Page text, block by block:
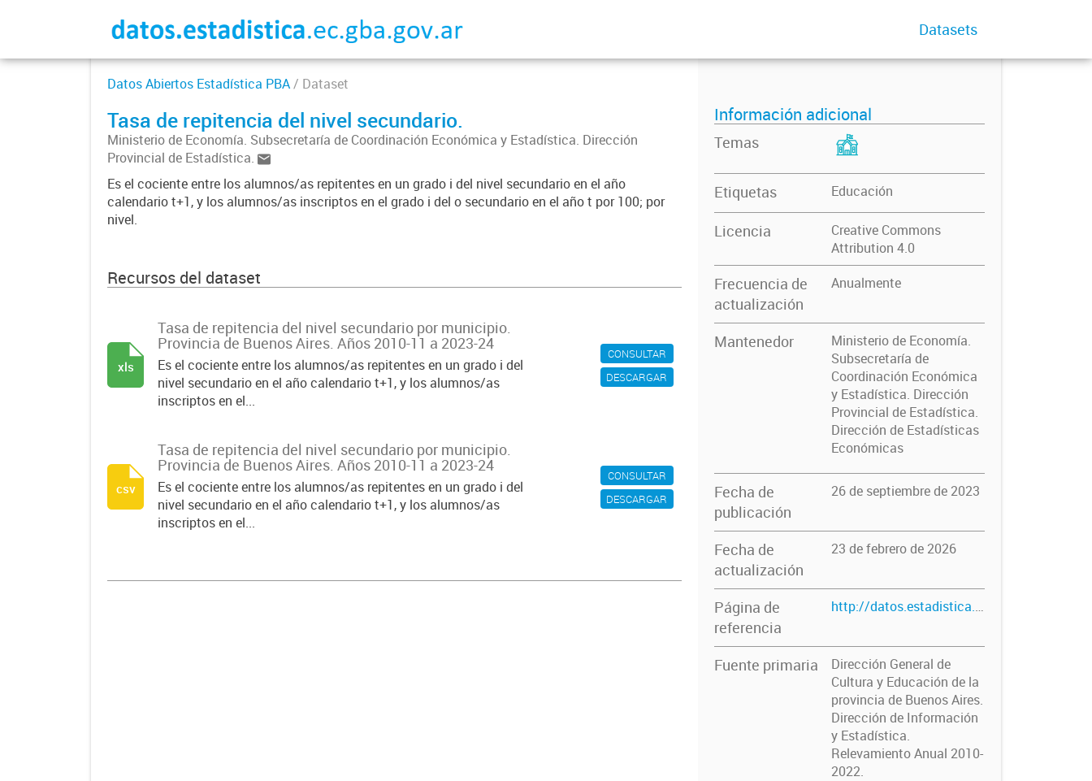
Datasets
Datos Abiertos Estadística PBA/ Dataset
Tasa de repitencia del nivel secundario.
Ministerio de Economía. Subsecretaría de Coordinación Económica y Estadística. Dirección
Provincial de Estadística.
Es el cociente entre los alumnos/as repitentes en un grado i del nivel secundario en el año
calendario t+1, y los alumnos/as inscriptos en el grado i del o secundario en el año t por 100; por
nivel.
Recursos del dataset
CONSULTAR
DESCARGAR
Tasa de repitencia del nivel secundario por municipio.
Provincia de Buenos Aires. Años 2010-11 a 2023-24
Es el cociente entre los alumnos/as repitentes en un grado i del
nivel secundario en el año calendario t+1, y los alumnos/as
inscriptos en el...
xls
CONSULTAR
DESCARGAR
Tasa de repitencia del nivel secundario por municipio.
Provincia de Buenos Aires. Años 2010-11 a 2023-24
Es el cociente entre los alumnos/as repitentes en un grado i del
nivel secundario en el año calendario t+1, y los alumnos/as
inscriptos en el...
csv
Información adicional
Temas
Etiquetas Educación
Licencia
Creative Commons
Attribution 4.0
Frecuencia de
actualización
Anualmente
Mantenedor
Ministerio de Economía.
Subsecretaría de
Coordinación Económica
y Estadística. Dirección
Provincial de Estadística.
Dirección de Estadísticas
Económicas
Fecha de
publicación
26 de septiembre de 2023
Fecha de
actualización
23 de febrero de 2026
Página de
referencia
http://datos.estadistica.ec.gba.gov.ar/dataset/tasa-de-repitencia-del-nivel-secundario-por-municipio
Fuente primaria
Dirección General de
Cultura y Educación de la
provincia de Buenos Aires.
Dirección de Información
y Estadística.
Relevamiento Anual 2010-
2022.